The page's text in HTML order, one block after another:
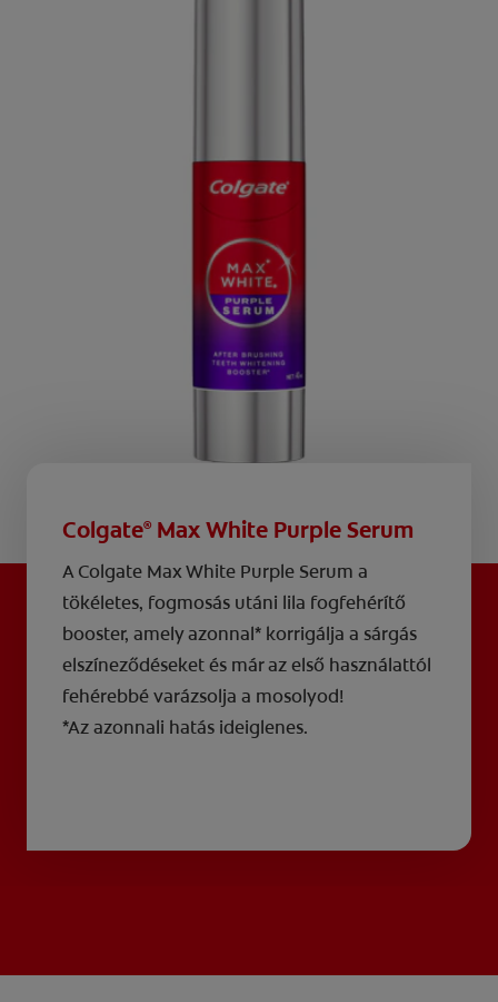
Colgate® Max White Purple Serum
A Colgate Max White Purple Serum a
tökéletes, fogmosás utáni lila fogfehérítő
booster, amely azonnal* korrigálja a sárgás
elszíneződéseket és már az első használattól
fehérebbé varázsolja a mosolyod!
*Az azonnali hatás ideiglenes.